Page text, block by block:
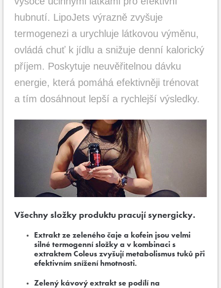
hubnutí. LipoJets výrazně zvyšuje
termogenezi a urychluje látkovou výměnu,
ovládá chuť k jídlu a snižuje denní kalorický
příjem. Poskytuje neuvěřitelnou dávku
energie, která pomáhá efektivněji trénovat
a tím dosáhnout lepší a rychlejší výsledky.
Všechny složky produktu pracují synergicky.
Extrakt ze zeleného čaje a kofein jsou velmi
silné termogenní složky a v kombinaci s
extraktem Coleus zvyšují metabolismus tuků při
efektivním snížení hmotnosti.
Zelený kávový extrakt se podílí na